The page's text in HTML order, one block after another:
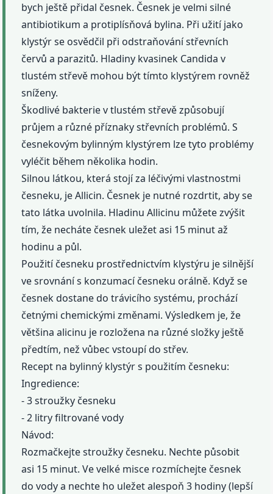
bych ještě přidal česnek. Česnek je velmi silné
antibiotikum a protiplísňová bylina. Při užití jako
klystýr se osvědčil při odstraňování střevních
červů a parazitů. Hladiny kvasinek Candida v
tlustém střevě mohou být tímto klystýrem rovněž
sníženy.
Škodlivé bakterie v tlustém střevě způsobují
průjem a různé příznaky střevních problémů. S
česnekovým bylinným klystýrem lze tyto problémy
vyléčit během několika hodin.
Silnou látkou, která stojí za léčivými vlastnostmi
česneku, je Allicin. Česnek je nutné rozdrtit, aby se
tato látka uvolnila. Hladinu Allicinu můžete zvýšit
tím, že necháte česnek uležet asi 15 minut až
hodinu a půl.
Použití česneku prostřednictvím klystýru je silnější
ve srovnání s konzumací česneku orálně. Když se
česnek dostane do trávicího systému, prochází
četnými chemickými změnami. Výsledkem je, že
většina alicinu je rozložena na různé složky ještě
předtím, než vůbec vstoupí do střev.
Recept na bylinný klystýr s použitím česneku:
Ingredience:
- 3 stroužky česneku
- 2 litry filtrované vody
Návod:
Rozmačkejte stroužky česneku. Nechte působit
asi 15 minut. Ve velké misce rozmíchejte česnek
do vody a nechte ho uležet alespoň 3 hodiny (lepší